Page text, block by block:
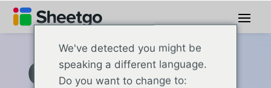
Connect
We've detected you might be
speaking a different language.
Do you want to change to: